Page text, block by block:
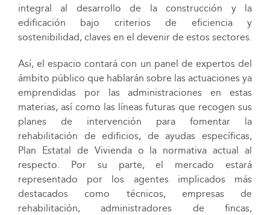
integral al desarrollo de la construcción y la
edificación bajo criterios de eficiencia y
sostenibilidad, claves en el devenir de estos sectores.
Así, el espacio contará con un panel de expertos del
ámbito público que hablarán sobre las actuaciones ya
emprendidas por las administraciones en estas
materias, así como las líneas futuras que recogen sus
planes de intervención para fomentar la
rehabilitación de edificios, de ayudas específicas,
Plan Estatal de Vivienda o la normativa actual al
respecto. Por su parte, el mercado estará
representado por los agentes implicados más
destacados como técnicos, empresas de
rehabilitación, administradores de fincas,